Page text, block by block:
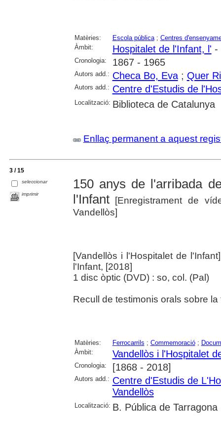
Matèries: Escola pública; Centres
Àmbit:
Hospitalet de l'Infant, l' -
Cronologia: 1867 - 1965
Autors add.: Checa Bo, Eva; Quer
Autors add.: Centre d'Estudis de
Localització: Biblioteca de Catalunya
Enllaç permanent a aquest
3 / 15
seleccionar
imprimir
150 anys de l'arribada
l'Infant[Enregistrament de
Vandellòs]
[Vandellòs i l'Hospitalet de
l'Infant, [2018]
1 disc òptic (DVD) : so, col. (Pal)
Recull de testimonis orals sobre
Matèries: Ferrocarrils ; Commemoració;
Àmbit:
Vandellòs i l'Hospitalet
Cronologia: [1868 - 2018]
Autors add.: Centre d'Estudis de
Vandellòs
Localització: B. Pública de Tarragona